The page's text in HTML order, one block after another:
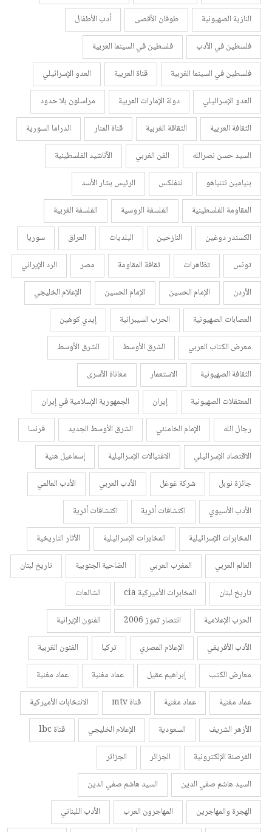
النازية الصهيونية
طوفان الأقصى
أدب الأطفال
فلسطين في الأدب
فلسطين في السينما العربية
فلسطين في السينما الغربية
قناة العربية
العدو الإسرائيلي
العدو الإسرائيلي
دولة الإمارات العربية
مراسلون بلا حدود
الثقافة العربية
الثقافة الغربية قناة المنار
الدراما السورية
السيد حسن نصرالله
الفن الغربي
الأناشيد الفلسطينية
بنيامين نتنياهو
نتفلكس
الرئيس بشار الأسد
المقاومة الفلسطينية
الفلسفة الروسية
الفلسفة الغربية
الكسندر دوغين
النازحين البلديات العراق
سوريا
تونس
تظاهرات ثقافة المقاومة مصر
الرد الإيراني
الأردن
الإمام الحسين الإمام الحسين
الإعلام الخليجي
العصابات الصهيونية
الحرب السيبرانية
إيدي كوهين
معرض الكتاب العربي
الشرق الأوسط
الشرق الأوسط
الثقافة الصهيونية
الاستعمار
معاناة الأسرى
المعتقلات الصهيونية
إيران
الجمهورية الإسلامية في إيران
رجال الله
الإمام الخامنئي الشرق الأوسط الجديد
فرنسا
الاقتصاد الإسرائيلي
الاغتيالات الإسرائيلية
إسماعيل هنية
جائزة نوبل
شركة غوغل الأدب العربي
الأدب العالمي
الأدب الأسيوي
اكتشافات أثرية
اكتشافات أثرية
المخابرات الإسرائيلية
المخابرات الإسرائيلية
الأثار التاريخية
العالم العربي
المغرب العربي الضاحية الجنوبية
تاريخ لبنان
تاريخ لبنان
المخابرات الأميركية cia
الشائعات
الحرب الإعلامية
انتصار تموز 2006
الفنون الإيرانية
الأدب الأفريقي
الإعلام المصري تركيا
الفنون الغربية
معارض الكتب
إبراهيم عقيل عماد مغنية
عماد مغنية
عماد مغنية
عماد مغنية قناة mtv
الانتخابات الأميركية
الأزهر الشريف
السعودية الإعلام الخليجي
قناة lbc
القرصنة الإلكترونية
الجزائر
الجزائر
السيد هاشم صفي الدين
السيد هاشم صفي الدين
الهجرة والمهاجرين
المهاجرون العرب
الأدب اللبناني